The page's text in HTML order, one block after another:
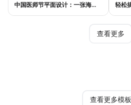
中国医师节平面设计：一张海报如何讲好白衣故事
查看更多
查看更多模板